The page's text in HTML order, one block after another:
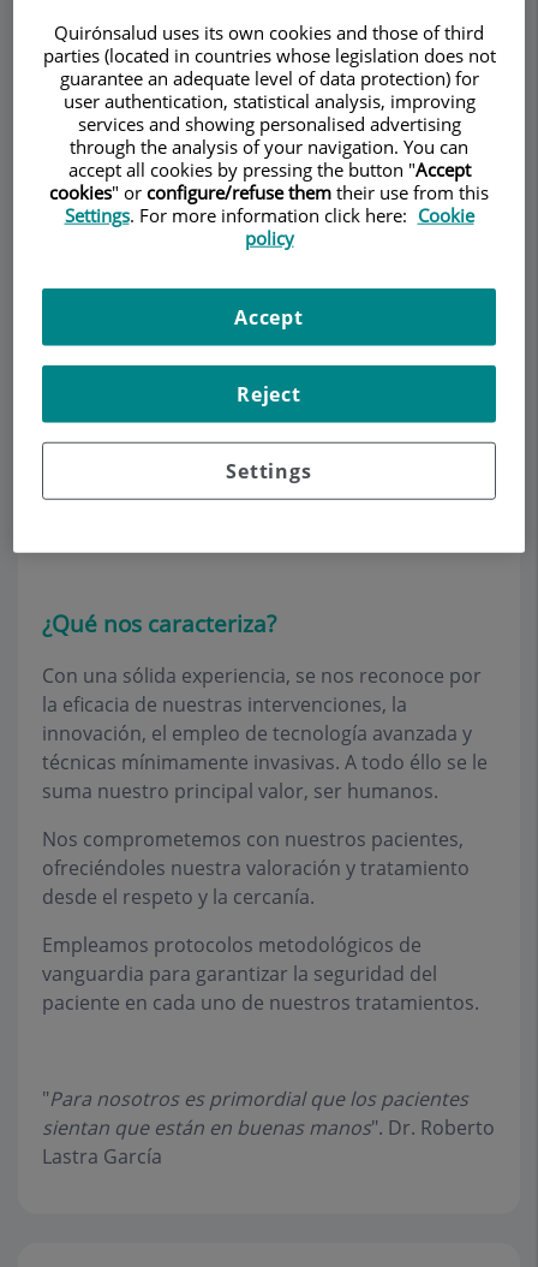
DescriptionServicesTeamContactOpening hours
Description
En Neuroclínica Quirúrgica Barcelona somos
especialistas en cirugía cerebral y de la columna
invasiva y de alta precisión, utilizando tecnología
de última generación para la máxima seguridad
intraoperatoria y garantizar una recuperación
más rápida.
Neuroclínica Quirúrgica Barcelona lo formamos
un equipo de neurocirujanos comprometidos con
¿Qué nos caracteriza?
Con una sólida experiencia, se nos reconoce por
la eficacia de nuestras intervenciones, la
innovación, el empleo de tecnología avanzada y
técnicas mínimamente invasivas. A todo éllo se le
suma nuestro principal valor, ser humanos.
Nos comprometemos con nuestros pacientes,
ofreciéndoles nuestra valoración y tratamiento
desde el respeto y la cercanía.
Empleamos protocolos metodológicos de
vanguardia para garantizar la seguridad del
paciente en cada uno de nuestros tratamientos.
"Para nosotros es primordial que los pacientes
sientan que están en buenas manos". Dr. Roberto
Lastra García
Quirónsalud uses its own cookies and those of third
parties (located in countries whose legislation does not
guarantee an adequate level of data protection) for
user authentication, statistical analysis, improving
services and showing personalised advertising
through the analysis of your navigation. You can
accept all cookies by pressing the button "Accept
cookies" or configure/refuse them their use from this
Settings. For more information click here: Cookie
policy
Settings
Reject
Accept